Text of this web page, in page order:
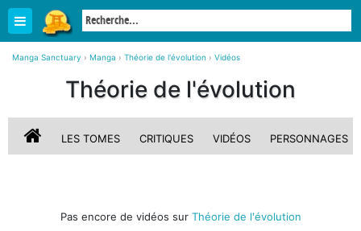
Manga Sanctuary › Manga › Théorie de l'évolution › Vidéos
Théorie de l'évolution
LES TOMES CRITIQUES VIDÉOS PERSONNAGES
Pas encore de vidéos sur Théorie de l'évolution